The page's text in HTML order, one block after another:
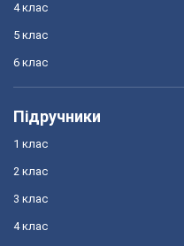
4 клас
5 клас
6 клас
Підручники
1 клас
2 клас
3 клас
4 клас